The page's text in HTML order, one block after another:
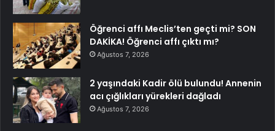
Öğrenci affı Meclis’ten geçti mi? SON
DAKİKA! Öğrenci affı çıktı mı?
Ağustos 7, 2026
2 yaşındaki Kadir ölü bulundu! Annenin
acı çığlıkları yürekleri dağladı
Ağustos 7, 2026